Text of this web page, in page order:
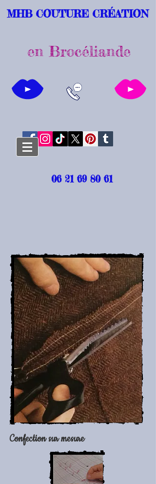
MHB COUTURE CRÉATION
en Brocéliande
06 21 69 80 61
Confection sur mesure